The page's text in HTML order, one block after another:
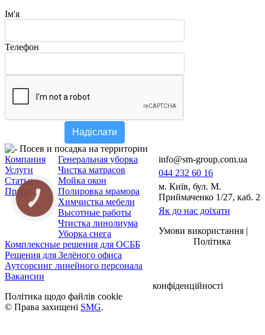
Ім'я
Телефон
Надіслати
Компания
Услуги
Статьи
Прайс
Генеральная уборка
Чистка матрасов
Мойка окон
Полировка мрамора
Химчистка мебели
Высотные работы
Чтистка линолиума
Уборка снега
Комплексные решения для ОСББ
Решения для Зелёного офиса
Аутсорсинг линейного персонала
Вакансии
info@sm-group.com.ua
044 232 60 16
м. Київ, бул. М.
Приймаченко 1/27, каб. 2
Як до нас доїхати
Умови використання |
Політика
конфіденційності
Політика щодо файлів cookie
© Права захищені SMG.
КНОПКА
ЗВ'ЯЗКУ